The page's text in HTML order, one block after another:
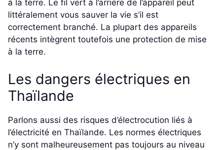
à la terre. Le fil vert à l’arrière de l’appareil peut
littéralement vous sauver la vie s’il est
correctement branché. La plupart des appareils
récents intègrent toutefois une protection de mise
à la terre.
Les dangers électriques en
Thaïlande
Parlons aussi des risques d’électrocution liés à
l’électricité en Thaïlande. Les normes électriques
n’y sont malheureusement pas toujours au niveau